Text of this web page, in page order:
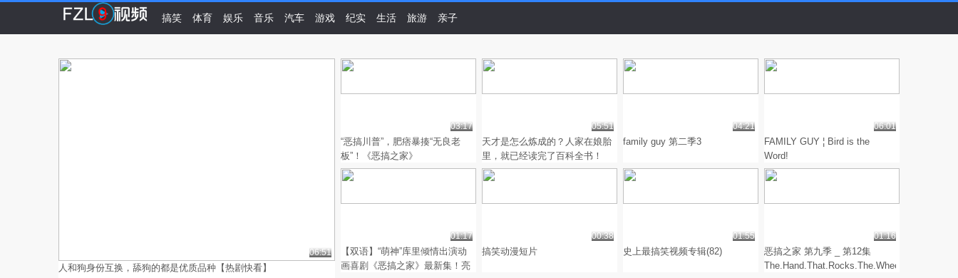
搞笑 体育 娱乐 音乐 汽车 游戏 纪实 生活 旅游 亲子
06:51
人和狗身份互换，舔狗的都是优质品种【热剧快看】
03:17
“恶搞川普”，肥痞暴揍“无良老
板”！《恶搞之家》
05:51
天才是怎么炼成的？人家在娘胎
里，就已经读完了百科全书！
04:21
family guy 第二季3
06:01
FAMILY GUY ¦ Bird is the
Word!
01:17
【双语】“萌神”库里倾情出演动
画喜剧《恶搞之家》最新集！亮
00:38
搞笑动漫短片
01:55
史上最搞笑视频专辑(82)
01:16
恶搞之家 第九季 _ 第12集
The.Hand.That.Rocks.The.Wheelchair[超